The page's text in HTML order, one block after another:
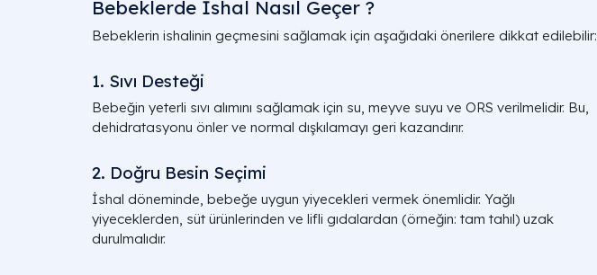
Bebeklerde İshal Nasıl Geçer ?
Bebeklerin ishalinin geçmesini sağlamak için aşağıdaki önerilere dikkat edilebilir:
1. Sıvı Desteği
Bebeğin yeterli sıvı alımını sağlamak için su, meyve suyu ve ORS verilmelidir. Bu,
dehidratasyonu önler ve normal dışkılamayı geri kazandırır.
2. Doğru Besin Seçimi
İshal döneminde, bebeğe uygun yiyecekleri vermek önemlidir. Yağlı
yiyeceklerden, süt ürünlerinden ve lifli gıdalardan (örneğin: tam tahıl) uzak
durulmalıdır.